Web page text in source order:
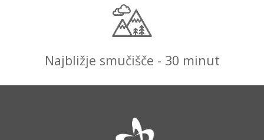
Najbližje smučišče - 30 minut